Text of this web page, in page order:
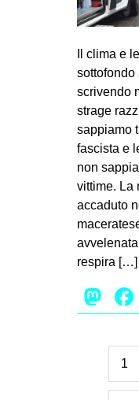
Il clima e
sottofondo
scrivendo
strage
sappiamo
fascista e
non
vittime. La
accaduto
respira […]
1